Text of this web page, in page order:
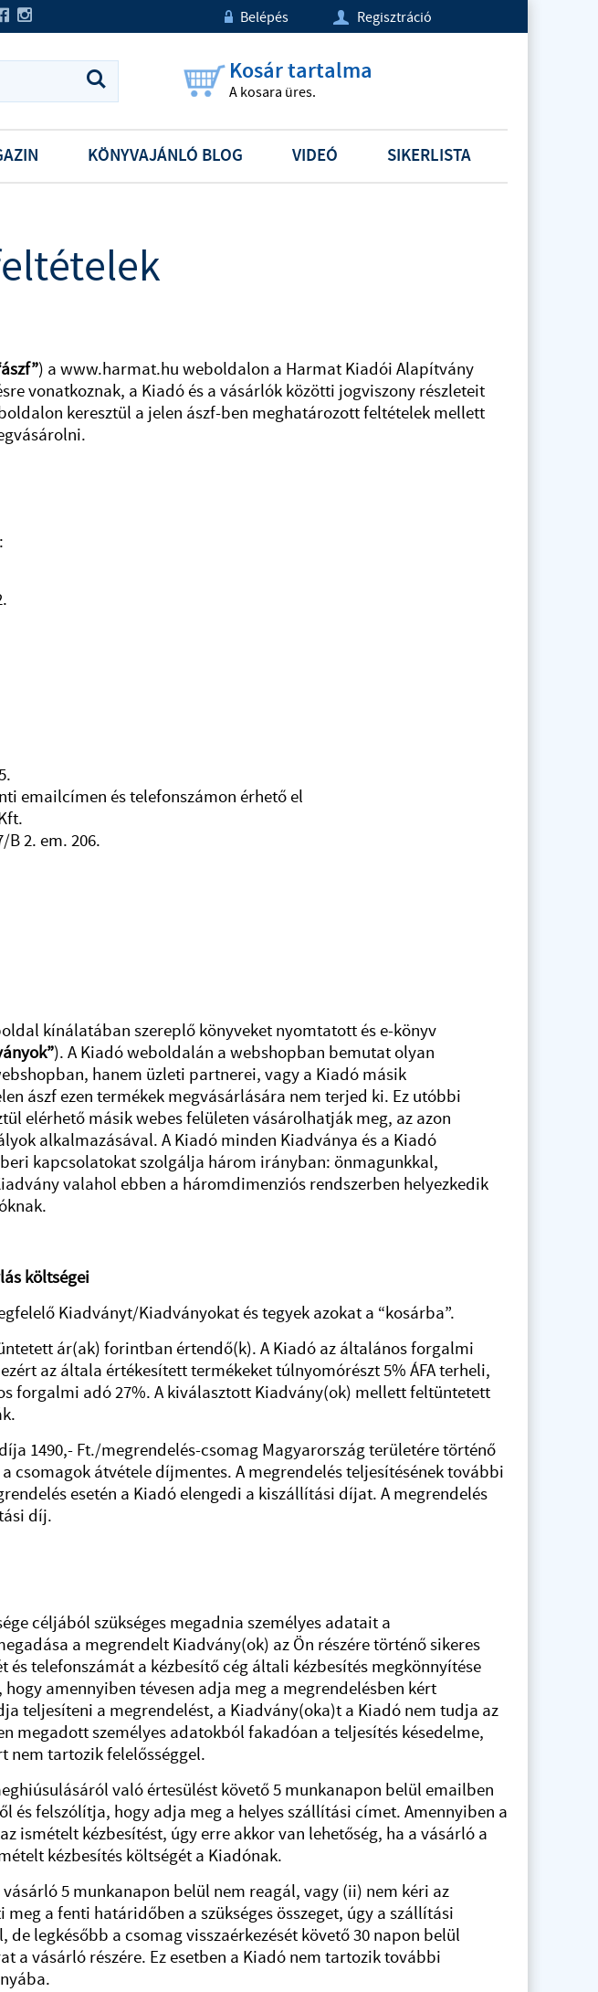
w Belépés U Regisztráció
Kosár tartalma
A kosara üres.
KÖNYVAJÁNLÓ BLOG VIDEÓ SIKERLISTA
) a www.harmat.hu weboldalon a Harmat Kiadói Alapítvány
vonatkoznak, a Kiadó és a vásárlók közötti jogviszony részleteit
keresztül a jelen ászf-ben meghatározott feltételek mellett
emailcímen és telefonszámon érhető el
B 2. em. 206.
kínálatában szereplő könyveket nyomtatott és e-könyv
). A Kiadó weboldalán a webshopban bemutat olyan
hanem üzleti partnerei, vagy a Kiadó másik
ászf ezen termékek megvásárlására nem terjed ki. Ez utóbbi
elérhető másik webes felületen vásárolhatják meg, az azon
alkalmazásával. A Kiadó minden Kiadványa és a Kiadó
kapcsolatokat szolgálja három irányban: önmagunkkal,
valahol ebben a háromdimenziós rendszerben helyezkedik
költségei
Kiadványt/Kiadványokat és tegyek azokat a “kosárba”.
ár(ak) forintban értendő(k). A Kiadó az általános forgalmi
az általa értékesített termékeket túlnyomórészt 5% ÁFA terheli,
forgalmi adó 27%. A kiválasztott Kiadvány(ok) mellett feltüntetett
1490,- Ft./megrendelés-csomag Magyarország területére történő
csomagok átvétele díjmentes. A megrendelés teljesítésének további
esetén a Kiadó elengedi a kiszállítási díjat. A megrendelés
díj.
céljából szükséges megadnia személyes adatait a
a megrendelt Kiadvány(ok) az Ön részére történő sikeres
és telefonszámát a kézbesítő cég általi kézbesítés megkönnyítése
amennyiben tévesen adja meg a megrendelésben kért
teljesíteni a megrendelést, a Kiadvány(oka)t a Kiadó nem tudja az
megadott személyes adatokból fakadóan a teljesítés késedelme,
nem tartozik felelősséggel.
való értesülést követő 5 munkanapon belül emailben
és felszólítja, hogy adja meg a helyes szállítási címet. Amennyiben a
ismételt kézbesítést, úgy erre akkor van lehetőség, ha a vásárló a
kézbesítés költségét a Kiadónak.
5 munkanapon belül nem reagál, vagy (ii) nem kéri az
a fenti határidőben a szükséges összeget, úgy a szállítási
legkésőbb a csomag visszaérkezését követő 30 napon belül
a vásárló részére. Ez esetben a Kiadó nem tartozik további